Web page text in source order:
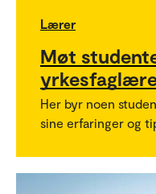
Lærer
Møt
Her byr noen
sine erfaringer og